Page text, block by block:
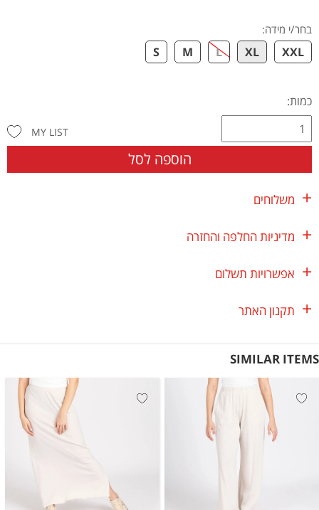
בחר/י מידה:
XXL
XL
L
M
S
כמות:
הוספה לסל
MY LIST
משלוחים
מדיניות החלפה והחזרה
אפשרויות תשלום
תקנון האתר
SIMILAR ITEMS